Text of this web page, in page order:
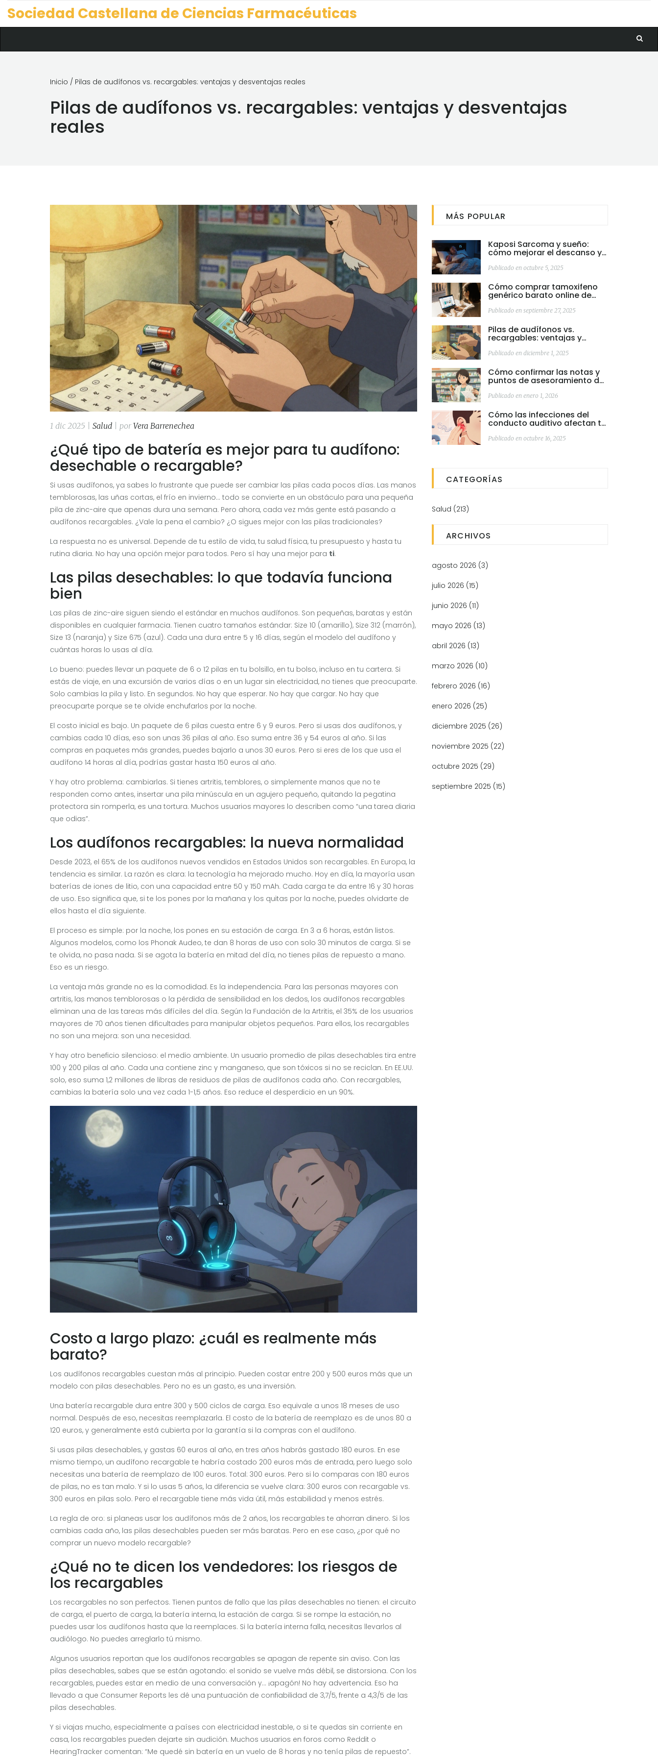
Sociedad Castellana de Ciencias Farmacéuticas
Inicio / Pilas de audífonos vs. recargables: ventajas y desventajas reales
Pilas de audífonos vs. recargables: ventajas y desventajas
reales
1 dic 2025 | Salud | porVera Barrenechea
¿Qué tipo de batería es mejor para tu audífono:
desechable o recargable?
Si usas audífonos, ya sabes lo frustrante que puede ser cambiar las pilas cada pocos días. Las manos
temblorosas, las uñas cortas, el frío en invierno... todo se convierte en un obstáculo para una pequeña
pila de zinc-aire que apenas dura una semana. Pero ahora, cada vez más gente está pasando a
audífonos recargables. ¿Vale la pena el cambio? ¿O sigues mejor con las pilas tradicionales?
La respuesta no es universal. Depende de tu estilo de vida, tu salud física, tu presupuesto y hasta tu
rutina diaria. No hay una opción mejor para todos. Pero sí hay una mejor para ti.
Las pilas desechables: lo que todavía funciona
bien
Las pilas de zinc-aire siguen siendo el estándar en muchos audífonos. Son pequeñas, baratas y están
disponibles en cualquier farmacia. Tienen cuatro tamaños estándar: Size 10 (amarillo), Size 312 (marrón),
Size 13 (naranja) y Size 675 (azul). Cada una dura entre 5 y 16 días, según el modelo del audífono y
cuántas horas lo usas al día.
Lo bueno: puedes llevar un paquete de 6 o 12 pilas en tu bolsillo, en tu bolso, incluso en tu cartera. Si
estás de viaje, en una excursión de varios días o en un lugar sin electricidad, no tienes que preocuparte.
Solo cambias la pila y listo. En segundos. No hay que esperar. No hay que cargar. No hay que
preocuparte porque se te olvide enchufarlos por la noche.
El costo inicial es bajo. Un paquete de 6 pilas cuesta entre 6 y 9 euros. Pero si usas dos audífonos, y
cambias cada 10 días, eso son unas 36 pilas al año. Eso suma entre 36 y 54 euros al año. Si las
compras en paquetes más grandes, puedes bajarlo a unos 30 euros. Pero si eres de los que usa el
audífono 14 horas al día, podrías gastar hasta 150 euros al año.
Y hay otro problema: cambiarlas. Si tienes artritis, temblores, o simplemente manos que no te
responden como antes, insertar una pila minúscula en un agujero pequeño, quitando la pegatina
protectora sin romperla, es una tortura. Muchos usuarios mayores lo describen como “una tarea diaria
que odias”.
Los audífonos recargables: la nueva normalidad
Desde 2023, el 65% de los audífonos nuevos vendidos en Estados Unidos son recargables. En Europa, la
tendencia es similar. La razón es clara: la tecnología ha mejorado mucho. Hoy en día, la mayoría usan
baterías de iones de litio, con una capacidad entre 50 y 150 mAh. Cada carga te da entre 16 y 30 horas
de uso. Eso significa que, si te los pones por la mañana y los quitas por la noche, puedes olvidarte de
ellos hasta el día siguiente.
El proceso es simple: por la noche, los pones en su estación de carga. En 3 a 6 horas, están listos.
Algunos modelos, como los Phonak Audeo, te dan 8 horas de uso con solo 30 minutos de carga. Si se
te olvida, no pasa nada. Si se agota la batería en mitad del día, no tienes pilas de repuesto a mano.
Eso es un riesgo.
La ventaja más grande no es la comodidad. Es la independencia. Para las personas mayores con
artritis, las manos temblorosas o la pérdida de sensibilidad en los dedos, los audífonos recargables
eliminan una de las tareas más difíciles del día. Según la Fundación de la Artritis, el 35% de los usuarios
mayores de 70 años tienen dificultades para manipular objetos pequeños. Para ellos, los recargables
no son una mejora: son una necesidad.
Y hay otro beneficio silencioso: el medio ambiente. Un usuario promedio de pilas desechables tira entre
100 y 200 pilas al año. Cada una contiene zinc y manganeso, que son tóxicos si no se reciclan. En EE.UU.
solo, eso suma 1,2 millones de libras de residuos de pilas de audífonos cada año. Con recargables,
cambias la batería solo una vez cada 1-1,5 años. Eso reduce el desperdicio en un 90%.
Costo a largo plazo: ¿cuál es realmente más
barato?
Los audífonos recargables cuestan más al principio. Pueden costar entre 200 y 500 euros más que un
modelo con pilas desechables. Pero no es un gasto, es una inversión.
Una batería recargable dura entre 300 y 500 ciclos de carga. Eso equivale a unos 18 meses de uso
normal. Después de eso, necesitas reemplazarla. El costo de la batería de reemplazo es de unos 80 a
120 euros, y generalmente está cubierta por la garantía si la compras con el audífono.
Si usas pilas desechables, y gastas 60 euros al año, en tres años habrás gastado 180 euros. En ese
mismo tiempo, un audífono recargable te habría costado 200 euros más de entrada, pero luego solo
necesitas una batería de reemplazo de 100 euros. Total: 300 euros. Pero si lo comparas con 180 euros
de pilas, no es tan malo. Y si lo usas 5 años, la diferencia se vuelve clara: 300 euros con recargable vs.
300 euros en pilas solo. Pero el recargable tiene más vida útil, más estabilidad y menos estrés.
La regla de oro: si planeas usar los audífonos más de 2 años, los recargables te ahorran dinero. Si los
cambias cada año, las pilas desechables pueden ser más baratas. Pero en ese caso, ¿por qué no
comprar un nuevo modelo recargable?
¿Qué no te dicen los vendedores: los riesgos de
los recargables
Los recargables no son perfectos. Tienen puntos de fallo que las pilas desechables no tienen: el circuito
de carga, el puerto de carga, la batería interna, la estación de carga. Si se rompe la estación, no
puedes usar los audífonos hasta que la reemplaces. Si la batería interna falla, necesitas llevarlos al
audiólogo. No puedes arreglarlo tú mismo.
Algunos usuarios reportan que los audífonos recargables se apagan de repente sin aviso. Con las
pilas desechables, sabes que se están agotando: el sonido se vuelve más débil, se distorsiona. Con los
recargables, puedes estar en medio de una conversación y... ¡apagón! No hay advertencia. Eso ha
llevado a que Consumer Reports les dé una puntuación de confiabilidad de 3,7/5, frente a 4,3/5 de las
pilas desechables.
Y si viajas mucho, especialmente a países con electricidad inestable, o si te quedas sin corriente en
casa, los recargables pueden dejarte sin audición. Muchos usuarios en foros como Reddit o
HearingTracker comentan: “Me quedé sin batería en un vuelo de 8 horas y no tenía pilas de repuesto”.
MÁS POPULAR
Kaposi Sarcoma y sueño:
cómo mejorar el descanso y
Publicado en octubre 5, 2025
Cómo comprar tamoxifeno
genérico barato online de
Publicado en septiembre 27, 2025
Pilas de audífonos vs.
recargables: ventajas y
Publicado en diciembre 1, 2025
Cómo confirmar las notas y
puntos de asesoramiento del
recoger tu medicina
Publicado en enero 1, 2026
Cómo las infecciones del
conducto auditivo afectan tu
Publicado en octubre 16, 2025
CATEGORÍAS
Salud (213)
ARCHIVOS
agosto 2026 (3)
julio 2026 (15)
junio 2026 (11)
mayo 2026 (13)
abril 2026 (13)
marzo 2026 (10)
febrero 2026 (16)
enero 2026 (25)
diciembre 2025 (26)
noviembre 2025 (22)
octubre 2025 (29)
septiembre 2025 (15)